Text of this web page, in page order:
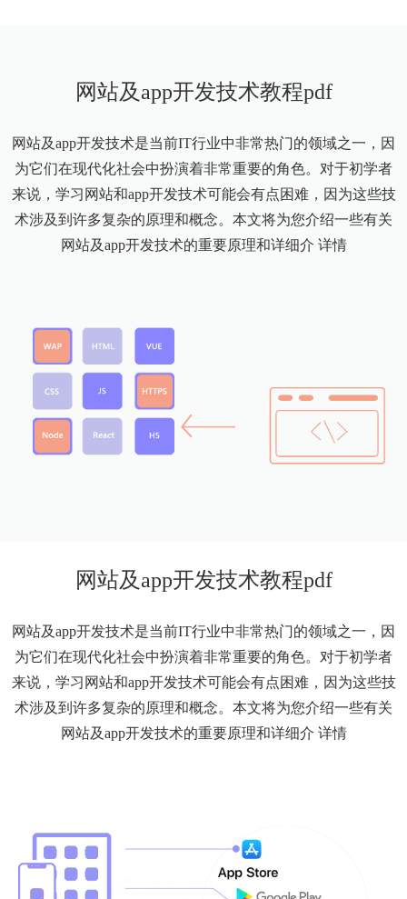
网站及app开发技术教程pdf
网站及app开发技术是当前IT行业中非常热门的领域之一，因
为它们在现代化社会中扮演着非常重要的角色。对于初学者
来说，学习网站和app开发技术可能会有点困难，因为这些技
术涉及到许多复杂的原理和概念。本文将为您介绍一些有关
网站及app开发技术的重要原理和详细介 详情
网站及app开发技术教程pdf
网站及app开发技术是当前IT行业中非常热门的领域之一，因
为它们在现代化社会中扮演着非常重要的角色。对于初学者
来说，学习网站和app开发技术可能会有点困难，因为这些技
术涉及到许多复杂的原理和概念。本文将为您介绍一些有关
网站及app开发技术的重要原理和详细介 详情